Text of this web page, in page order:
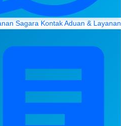
Sagara Kontak Aduan & Layanan